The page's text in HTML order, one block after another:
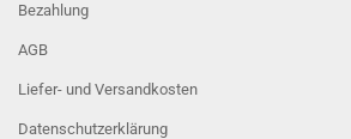
Bezahlung
AGB
Liefer- und Versandkosten
Datenschutzerklärung